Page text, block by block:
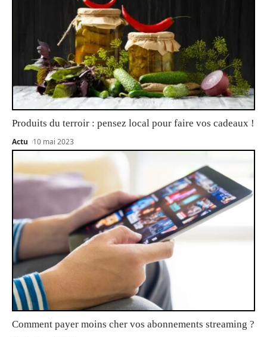
Produits du terroir : pensez local pour faire vos cadeaux !
Actu 10 mai 2023
Comment payer moins cher vos abonnements streaming ?